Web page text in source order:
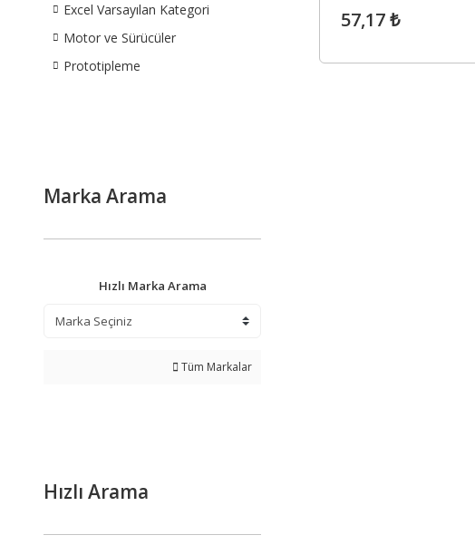
Excel Varsayılan Kategori
Motor ve Sürücüler
Prototipleme
Marka Arama
Hızlı Marka Arama
Tüm Markalar
Hızlı Arama
57,17 ₺